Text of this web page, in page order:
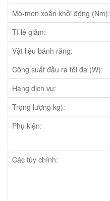
Mô-men xoắn khởi động (Nm):
Tỉ lệ giảm:
Vật liệu bánh răng:
Công suất đầu ra tối đa (W):
Hạng dịch vụ:
Trọng lượng kg):
Phụ kiện:
Các tùy chỉnh: